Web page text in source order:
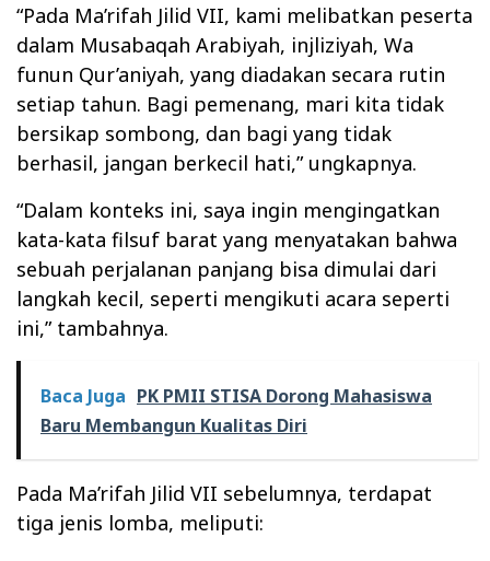
“Pada Ma’rifah Jilid VII, kami melibatkan peserta
dalam Musabaqah Arabiyah, injliziyah, Wa
funun Qur’aniyah, yang diadakan secara rutin
setiap tahun. Bagi pemenang, mari kita tidak
bersikap sombong, dan bagi yang tidak
berhasil, jangan berkecil hati,” ungkapnya.
“Dalam konteks ini, saya ingin mengingatkan
kata-kata filsuf barat yang menyatakan bahwa
sebuah perjalanan panjang bisa dimulai dari
langkah kecil, seperti mengikuti acara seperti
ini,” tambahnya.
Baca Juga PK PMII STISA Dorong Mahasiswa
Baru Membangun Kualitas Diri
Pada Ma’rifah Jilid VII sebelumnya, terdapat
tiga jenis lomba, meliputi: